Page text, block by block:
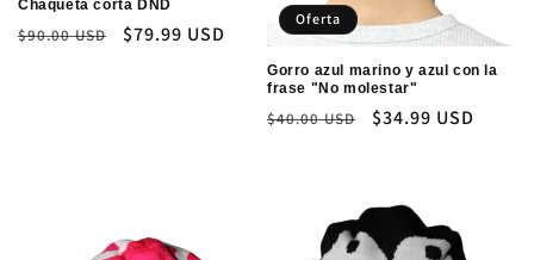
Chaqueta corta DND
Precio
$90.00 USD
Precio
$79.99 USD
Oferta
Gorro azul marino y azul con la
frase "No molestar"
Precio
$40.00 USD
Precio
$34.99 USD